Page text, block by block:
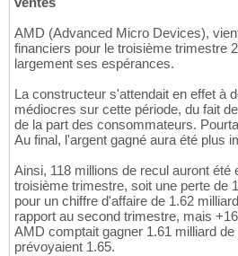
AMD (Advanced Micro Devices),
financiers pour le troisième trimestre
largement ses espérances.
La constructeur s'attendait en effet à
médiocres sur cette période, du fait
de la part des consommateurs.
Au final, l'argent gagné aura été plus
Ainsi, 118 millions de recul auront été
troisième trimestre, soit une perte de
pour un chiffre d'affaire de 1.62
rapport au second trimestre, mais
AMD comptait gagner 1.61 milliard
prévoyaient 1.65.